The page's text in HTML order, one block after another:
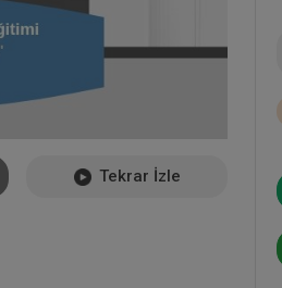
Tekrar İzle